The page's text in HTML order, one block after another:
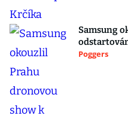
Samsung
Poggers